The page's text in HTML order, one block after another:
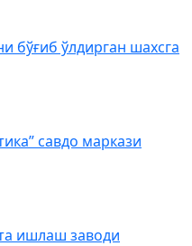
бўғиб ўлдирган шахсга
савдо маркази
ишлаш заводи